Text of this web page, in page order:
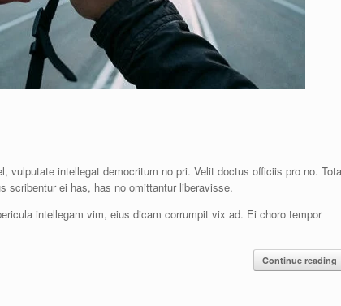
vulputate intellegat democritum no pri. Velit doctus officiis pro no. Tota
scribentur ei has, has no omittantur liberavisse.
intellegam vim, eius dicam corrumpit vix ad. Ei choro tempor
Continue reading